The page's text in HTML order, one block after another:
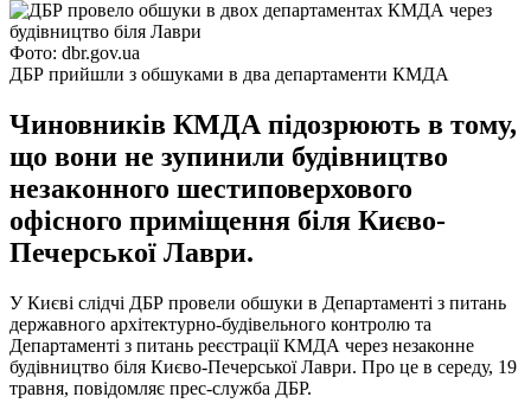
Фото: dbr.gov.ua
ДБР прийшли з обшуками в два департаменти КМДА
Чиновників КМДА підозрюють в тому,
що вони не зупинили будівництво
незаконного шестиповерхового
офісного приміщення біля Києво-
Печерської Лаври.
У Києві слідчі ДБР провели обшуки в Департаменті з питань
державного архітектурно-будівельного контролю та
Департаменті з питань реєстрації КМДА через незаконне
будівництво біля Києво-Печерської Лаври. Про це в середу, 19
травня, повідомляє прес-служба ДБР.